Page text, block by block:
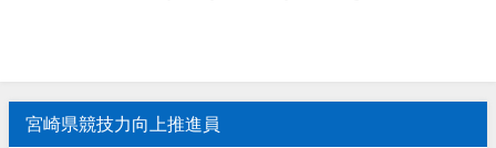
宮崎県競技力向上推進員